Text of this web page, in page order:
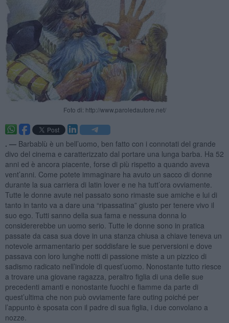
Foto di: http://www.paroledautore.net/
. — Barbablù è un bell’uomo, ben fatto con i connotati del grande
divo del cinema e caratterizzato dal portare una lunga barba. Ha 52
anni ed è ancora piacente, forse di più rispetto a quando aveva
vent’anni. Come potete immaginare ha avuto un sacco di donne
durante la sua carriera di latin lover e ne ha tutt’ora ovviamente.
Tutte le donne avute nel passato sono rimaste sue amiche e lui di
tanto in tanto va a dare una “ripassatina” giusto per tenere vivo il
suo ego. Tutti sanno della sua fama e nessuna donna lo
considererebbe un uomo serio. Tutte le donne sono in pratica
passate da casa sua dove in una stanza chiusa a chiave teneva un
notevole armamentario per soddisfare le sue perversioni e dove
passava con loro lunghe notti di passione miste a un pizzico di
sadismo radicato nell’indole di quest’uomo. Nonostante tutto riesce
a trovare una giovane ragazza, peraltro figlia di una delle sue
precedenti amanti e nonostante fuochi e fiamme da parte di
quest’ultima che non può ovviamente fare outing poiché per
l’appunto è sposata con il padre di sua figlia, i due convolano a
nozze.